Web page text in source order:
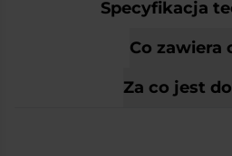
Specyfikacja
Co zawiera
Za co jest